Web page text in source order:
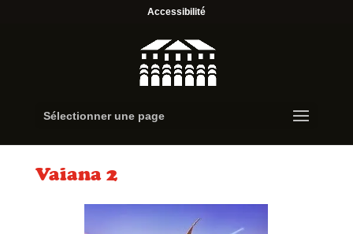
Accessibilité
Sélectionner une page
Vaiana 2